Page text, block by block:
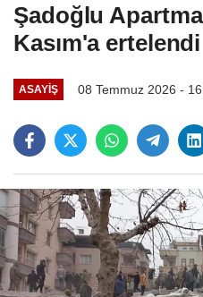
Şadoğlu
Kasım'a ertelendi
ASAYIŞ 08 Temmuz 2026 -